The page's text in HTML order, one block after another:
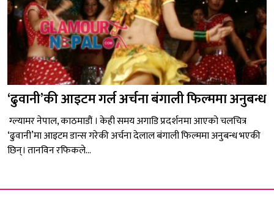
‘ढुवानी’की आइटम गर्ल अर्चना बंगाली फिल्ममा अनुबन्ध
ग्ल्यामर नेपाल, काठमाडौं । केही समय अगाडि प्रदर्शनमा आएको चलचित्र
‘ढुवानी’मा आइटम डान्स गरेकी अर्चना देलाल बंगाली फिल्ममा अनुबन्ध भएकी
छिन्। तानविन रफिकले...